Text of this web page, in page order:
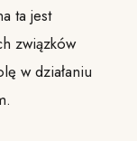
ta jest
związków
w działaniu